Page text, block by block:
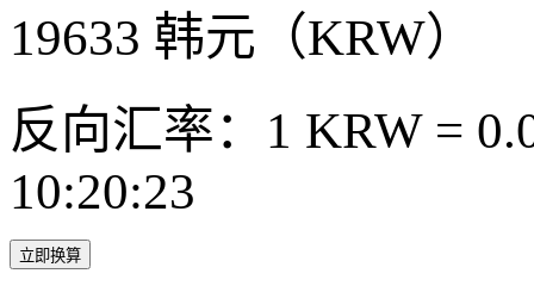
19633 韩元（KRW）
反向汇率：1 KRW =
10:20:23
立即换算